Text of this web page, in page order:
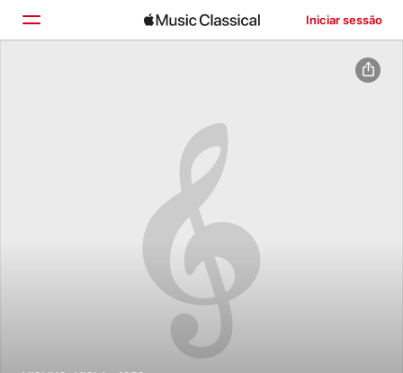
Iniciar sessão